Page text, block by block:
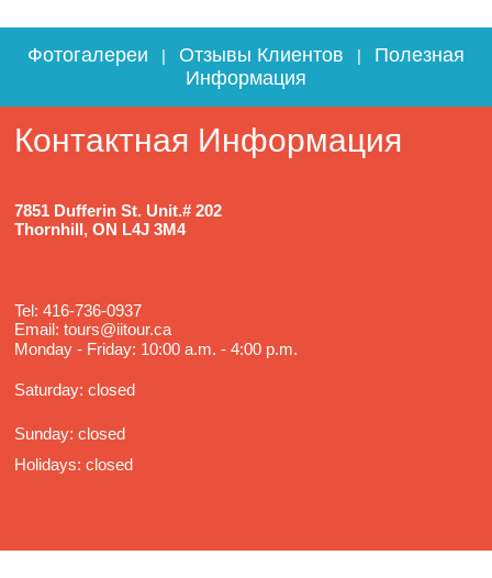
Фотогалереи | Отзывы Клиентов | Полезная
Информация
Контактная Информация
7851 Dufferin St. Unit.# 202
Thornhill, ON L4J 3M4
Tel: 416-736-0937
Email: tours@iitour.ca
Monday - Friday: 10:00 a.m. - 4:00 p.m.
Saturday: closed
Sunday: closed
Holidays: closed